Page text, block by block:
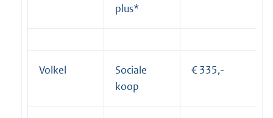
plus*
Volkel
Sociale
koop
€ 335,-